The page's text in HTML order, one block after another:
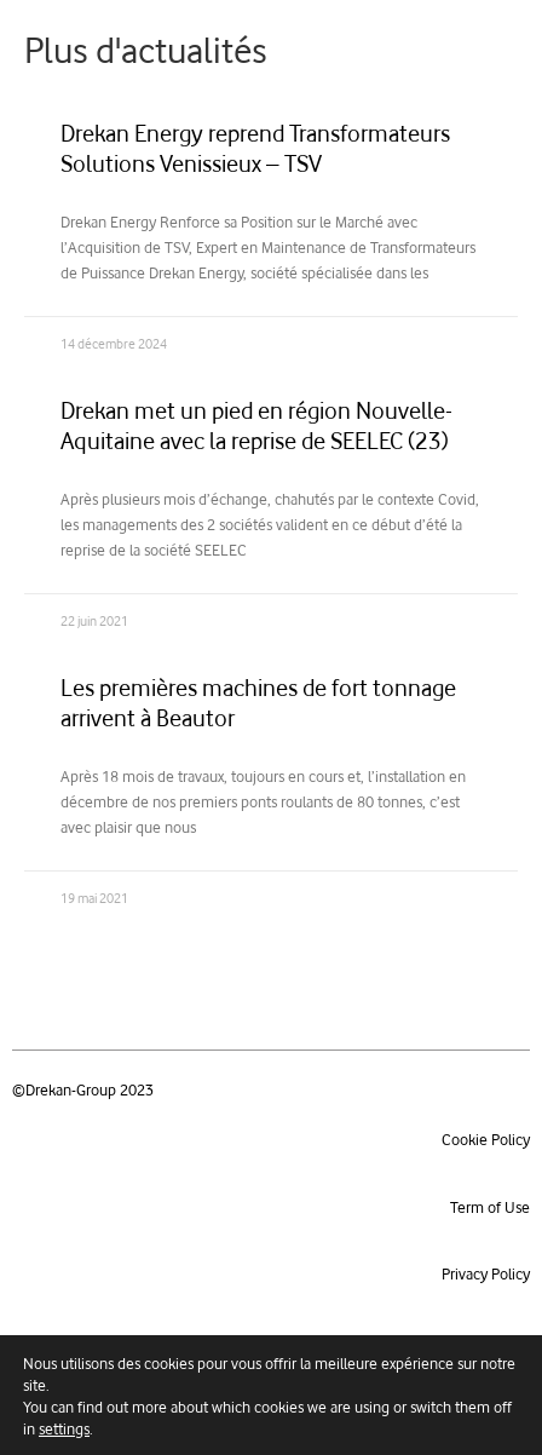
Plus d'actualités
Drekan Energy reprend Transformateurs
Solutions Venissieux – TSV
Drekan Energy Renforce sa Position sur le Marché avec
l’Acquisition de TSV, Expert en Maintenance de Transformateurs
de Puissance Drekan Energy, société spécialisée dans les
14 décembre 2024
Drekan met un pied en région Nouvelle-
Aquitaine avec la reprise de SEELEC (23)
Après plusieurs mois d’échange, chahutés par le contexte Covid,
les managements des 2 sociétés valident en ce début d’été la
reprise de la société SEELEC
22 juin 2021
Les premières machines de fort tonnage
arrivent à Beautor
Après 18 mois de travaux, toujours en cours et, l’installation en
décembre de nos premiers ponts roulants de 80 tonnes, c’est
avec plaisir que nous
19 mai 2021
©Drekan-Group 2023
Cookie Policy
Term of Use
Privacy Policy
Product index
Site map
Nous utilisons des cookies pour vous offrir la meilleure expérience sur notre
site.
You can find out more about which cookies we are using or switch them off
in settings.